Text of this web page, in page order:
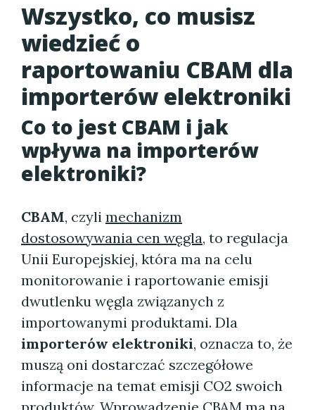
Wszystko, co musisz
wiedzieć o
raportowaniu CBAM dla
importerów elektroniki
Co to jest CBAM i jak
wpływa na importerów
elektroniki?
CBAM, czyli mechanizm
dostosowywania cen węgla, to regulacja
Unii Europejskiej, która ma na celu
monitorowanie i raportowanie emisji
dwutlenku węgla związanych z
importowanymi produktami. Dla
importerów elektroniki, oznacza to, że
muszą oni dostarczać szczegółowe
informacje na temat emisji CO2 swoich